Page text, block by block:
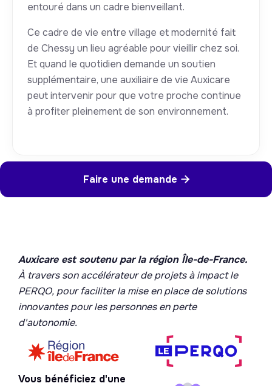
entouré dans un cadre bienveillant.
Ce cadre de vie entre village et modernité fait
de Chessy un lieu agréable pour vieillir chez soi.
Et quand le quotidien demande un soutien
supplémentaire, une auxiliaire de vie Auxicare
peut intervenir pour que votre proche continue
à profiter pleinement de son environnement.
Faire une demande 
Auxicare est soutenu par la région Île-de-France.
À travers son accélérateur de projets à impact le
PERQO, pour faciliter la mise en place de solutions
innovantes pour les personnes en perte
d'autonomie.
Vous bénéficiez d'une